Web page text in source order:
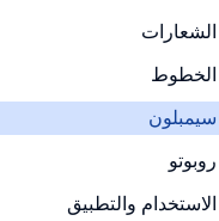
الشعارات
المتغيرات
المقاس
اللون
ما يجب فعله وما لا يجب فعله
الخطوط
سيمبلون
روبوتو
الاستخدام والتطبيق